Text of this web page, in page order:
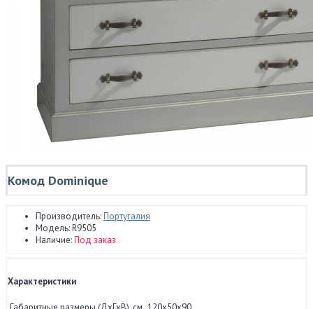
Комод Dominique
Производитель:Португалия
Модель:R9505
Наличие:Под заказ
Характеристики